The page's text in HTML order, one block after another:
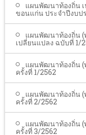
แผนพัฒนาท้องถิ่น
ขอนแก่น ประจำปีงบป
แผนพัฒนาท้องถิ่น (
เปลี่ยนแปลง ฉบับที่ 1/
แผนพัฒนาท้องถิ่น (
ครั้งที่ 1/2562
แผนพัฒนาท้องถิ่น (
ครั้งที่ 2/2562
แผนพัฒนาท้องถิ่น (
ครั้งที่ 3/2562